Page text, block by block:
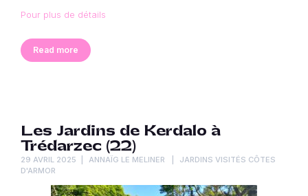
Pour plus de détails
Read more
Les Jardins de Kerdalo à
Trédarzec (22)
29 AVRIL 2025 ANNAÏG LE MELINER
JARDINS VISITÉS CÔTES
D'ARMOR